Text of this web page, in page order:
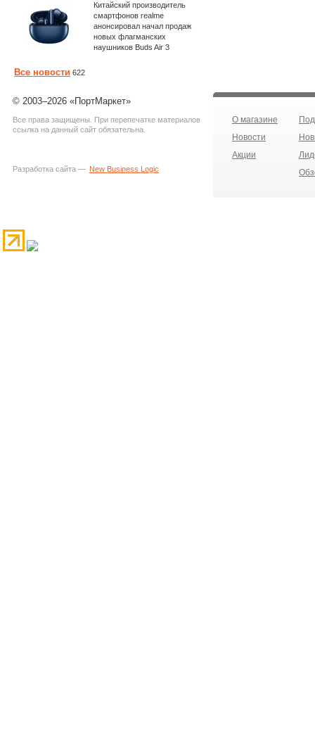
Китайский производитель
смартфонов realme
анонсировал начал продаж
новых флагманских
наушников Buds Air 3
Все новости 622
© 2003–2026 «ПортМаркет»
Все права защищены. При перепечатке материалов
ссылка на данный сайт обязательна.
Разработка сайта — New Business Logic
О магазине
Новости
Акции